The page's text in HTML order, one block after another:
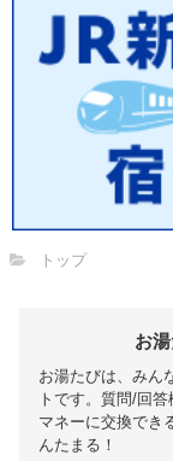
トップ
お
お湯たびは、みん
トです。質問/回
マネーに交換でき
んたまる！